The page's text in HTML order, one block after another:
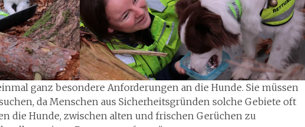
ganz besondere Anforderungen an die Hunde. Sie müssen
da Menschen aus Sicherheitsgründen solche Gebiete oft
die Hunde, zwischen alten und frischen Gerüchen zu